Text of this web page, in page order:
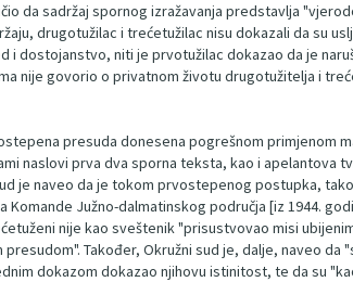
da sadržaj spornog izražavanja predstavlja
drugotužilac i trećetužilac nisu dokazali da su
i dostojanstvo, niti je prvotužilac dokazao da je
nije govorio o privatnom životu drugotužitelja i
presuda donesena pogrešnom
naslovi prva dva sporna teksta, kao i apelantova
je naveo da je tokom prvostepenog postupka,
Južno-dalmatinskog područja [iz 1944.
nije kao sveštenik "prisustvovao misi
Također, Okružni sud je, dalje, naveo
dokazom dokazao njihovu istinitost, te da su